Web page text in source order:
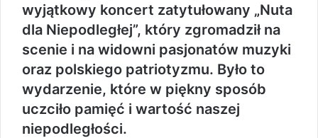
wyjątkowy koncert zatytułowany „Nuta
dla Niepodległej”, który zgromadził na
scenie i na widowni pasjonatów muzyki
oraz polskiego patriotyzmu. Było to
wydarzenie, które w piękny sposób
uczciło pamięć i wartość naszej
niepodległości.